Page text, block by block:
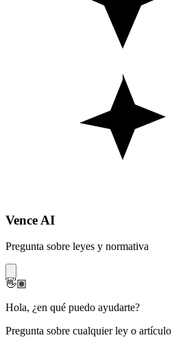
Vence AI
Pregunta sobre leyes y normativa
👋🏽
Hola, ¿en qué puedo ayudarte?
Pregunta sobre cualquier ley o artículo